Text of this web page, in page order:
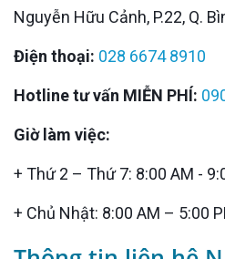
Nguyễn Hữu Cảnh, P.22, Q.
Điện thoại: 028 6674 8910
Hotline tư vấn MIỄN PHÍ:
Giờ làm việc:
+ Thứ 2 – Thứ 7: 8:00 AM -
+ Chủ Nhật: 8:00 AM – 5:00